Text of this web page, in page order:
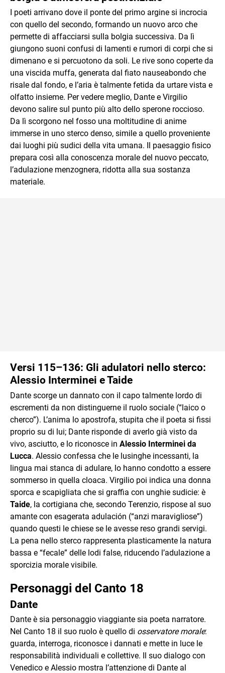
I poeti arrivano dove il ponte del primo argine si incrocia
con quello del secondo, formando un nuovo arco che
permette di affacciarsi sulla bolgia successiva. Da lì
giungono suoni confusi di lamenti e rumori di corpi che si
dimenano e si percuotono da soli. Le rive sono coperte da
una viscida muffa, generata dal fiato nauseabondo che
risale dal fondo, e l’aria è talmente fetida da urtare vista e
olfatto insieme. Per vedere meglio, Dante e Virgilio
devono salire sul punto più alto dello sperone roccioso.
Da lì scorgono nel fosso una moltitudine di anime
immerse in uno sterco denso, simile a quello proveniente
dai luoghi più sudici della vita umana. Il paesaggio fisico
prepara così alla conoscenza morale del nuovo peccato,
l’adulazione menzognera, ridotta alla sua sostanza
materiale.
Versi 115–136: Gli adulatori nello sterco:
Alessio Interminei e Taide
Dante scorge un dannato con il capo talmente lordo di
escrementi da non distinguerne il ruolo sociale (“laico o
cherco”). L’anima lo apostrofa, stupita che il poeta si fissi
proprio su di lui; Dante risponde di averlo già visto da
vivo, asciutto, e lo riconosce in Alessio Interminei da
Lucca. Alessio confessa che le lusinghe incessanti, la
lingua mai stanca di adulare, lo hanno condotto a essere
sommerso in quella cloaca. Virgilio poi indica una donna
sporca e scapigliata che si graffia con unghie sudicie: è
Taide, la cortigiana che, secondo Terenzio, rispose al suo
amante con esagerata adulación (“anzi maravigliose”)
quando questi le chiese se le avesse reso grandi servigi.
La pena nello sterco rappresenta plasticamente la natura
bassa e “fecale” delle lodi false, riducendo l’adulazione a
sporcizia morale visibile.
Personaggi del Canto 18
Dante
Dante è sia personaggio viaggiante sia poeta narratore.
Nel Canto 18 il suo ruolo è quello di osservatore morale:
guarda, interroga, riconosce i dannati e mette in luce le
responsabilità individuali e collettive. Il suo dialogo con
Venedico e Alessio mostra l’attenzione di Dante al